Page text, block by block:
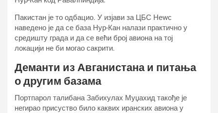
Пакистан је то одбацио. У изјави за ЦБС Неwс
наведено је да се база Нур-Кан налази практично у
средишту града и да се већи број авиона на тој
локацији не би могао сакрити.
Деманти из Авганистана и питања
о другим базама
Портпарол талибана Забихулах Муџахид такође је
негирао присуство било каквих иранских авиона у